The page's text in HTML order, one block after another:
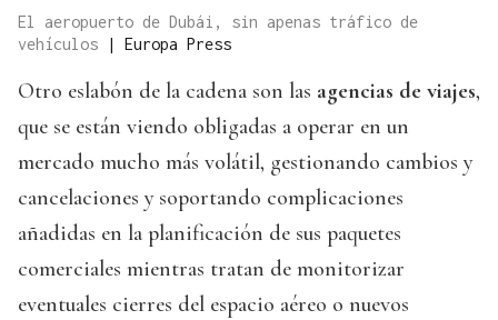
El aeropuerto de Dubái, sin apenas tráfico de
vehículos
| Europa Press
Otro eslabón de la cadena son las agencias de viajes,
que se están viendo obligadas a operar en un
mercado mucho más volátil, gestionando cambios y
cancelaciones y soportando complicaciones
añadidas en la planificación de sus paquetes
comerciales mientras tratan de monitorizar
eventuales cierres del espacio aéreo o nuevos